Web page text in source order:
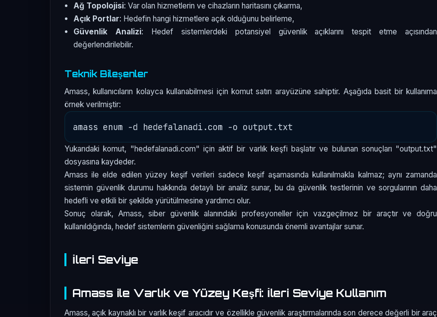
Ağ Topolojisi: Var olan hizmetlerin ve cihazların haritasını çıkarma,
Açık Portlar: Hedefin hangi hizmetlere açık olduğunu belirleme,
Güvenlik Analizi: Hedef sistemlerdeki potansiyel güvenlik açıklarını tespit etme açısından
değerlendirilebilir.
Teknik Bileşenler
Amass, kullanıcıların kolayca kullanabilmesi için komut satırı arayüzüne sahiptir. Aşağıda basit bir kullanıma
örnek verilmiştir:
Yukarıdaki komut, "hedefalanadi.com" için aktif bir varlık keşfi başlatır ve bulunan sonuçları "output.txt"
dosyasına kaydeder.
Amass ile elde edilen yüzey keşif verileri sadece keşif aşamasında kullanılmakla kalmaz; aynı zamanda
sistemin güvenlik durumu hakkında detaylı bir analiz sunar, bu da güvenlik testlerinin ve sorgularının daha
hedefli ve etkili bir şekilde yürütülmesine yardımcı olur.
Sonuç olarak, Amass, siber güvenlik alanındaki profesyoneller için vazgeçilmez bir araçtır ve doğru
kullanıldığında, hedef sistemlerin güvenliğini sağlama konusunda önemli avantajlar sunar.
İleri Seviye
Amass ile Varlık ve Yüzey Keşfi: İleri Seviye Kullanım
Amass, açık kaynaklı bir varlık keşif aracıdır ve özellikle güvenlik araştırmalarında son derece değerli bir araç